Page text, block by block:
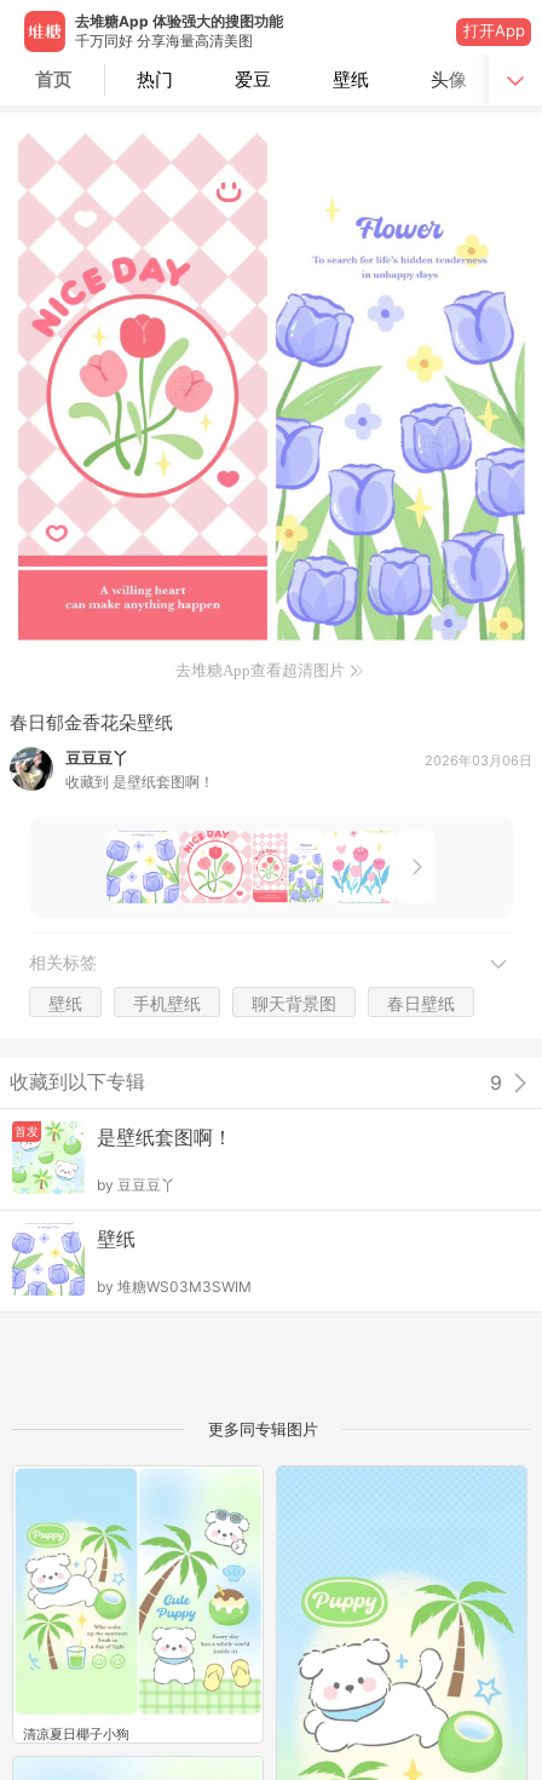
去堆糖App 体验强大的搜图功能
千万同好 分享海量高清美图
打开App
首页 热门 爱豆 壁纸 头像
去堆糖App查看超清图片
春日郁金香花朵壁纸
豆豆豆丫
收藏到 是壁纸套图啊！
2026年03月06日
相关标签
壁纸 手机壁纸 聊天背景图 春日壁纸
收藏到以下专辑 9
首发 是壁纸套图啊！
by 豆豆豆丫
壁纸
by 堆糖WS03M3SWIM
更多同专辑图片
清凉夏日椰子小狗
0